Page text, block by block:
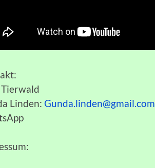
Linden: Gunda.linden@gmail.com